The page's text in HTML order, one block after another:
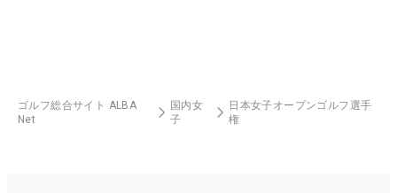
ゴルフ総合サイト ALBA
Net
国内女
子
日本女子オープンゴルフ選手
権